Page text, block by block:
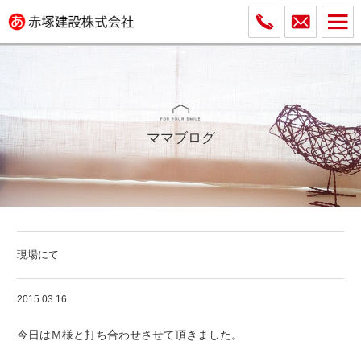
ママブログ
現場にて
2015.03.16
今日はＭ様と打ち合わせさせて頂きました。